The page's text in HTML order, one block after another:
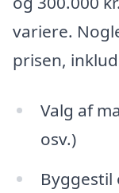
variere.
prisen,
Valg af
osv.)